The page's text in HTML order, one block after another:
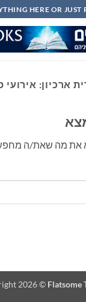
HERE OR JUST
ארכיון: אירועי
את מה שאת/ה מחפש.
2026 © Flatsome